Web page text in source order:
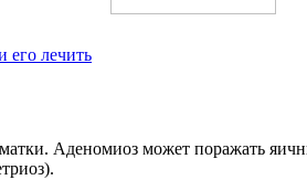
лечить
матки. Аденомиоз может поражать